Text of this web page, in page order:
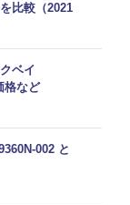
比較（2021
ベイ
格など
002 と